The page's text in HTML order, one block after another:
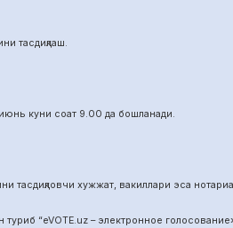
тасдиқлаш.
куни соат 9.00 да бошланади.
тасдиқловчи хужжат, вакиллари эса
“eVOTE.uz – электронное